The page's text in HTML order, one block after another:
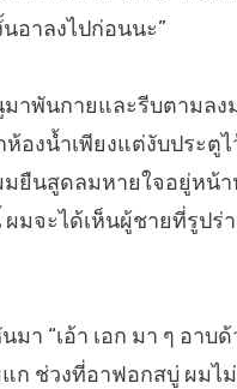
นอาลงไปก่อนนะ”
าพันกายและรีบตามลง
งน้ำเพียงแต่งับประตูไ
ยืนสูดลมหายใจอยู่หน้
มจะได้เห็นผู้ชายที่รูปร่
า “เอ้า เอก มา ๆ อาบ
ช่วงที่อาฟอกสบู่ ผมไ